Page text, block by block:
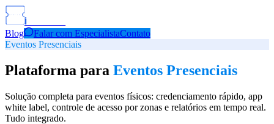
i
Blog Falar com EspecialistaContato
Eventos Presenciais
Plataforma para Eventos Presenciais
Solução completa para eventos físicos: credenciamento rápido, app
white label, controle de acesso por zonas e relatórios em tempo real.
Tudo integrado.